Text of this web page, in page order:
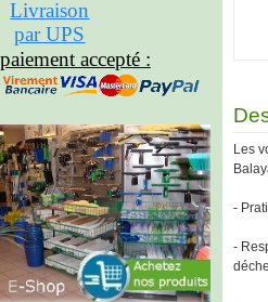
Livraison
par UPS
paiement accepté :
Les
-
-